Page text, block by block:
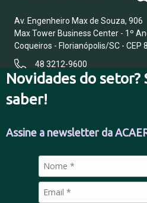
Novidades do
saber!
Assine a newsletter da
Av. Engenheiro Max de Souza, 906
Max Tower Business Center - 1º
Coqueiros - Florianópolis/SC - CEP
48 3212-9600
FALE CONOSCO
POLÍTICA DE PRIVACIDADE